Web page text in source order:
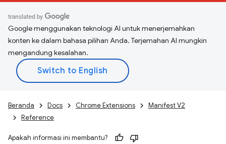
Google menggunakan teknologi AI untuk menerjemahkan
konten ke dalam bahasa pilihan Anda. Terjemahan AI mungkin
mengandung kesalahan.
Beranda Docs Chrome Extensions
Manifest V2
Reference
Apakah informasi ini membantu?